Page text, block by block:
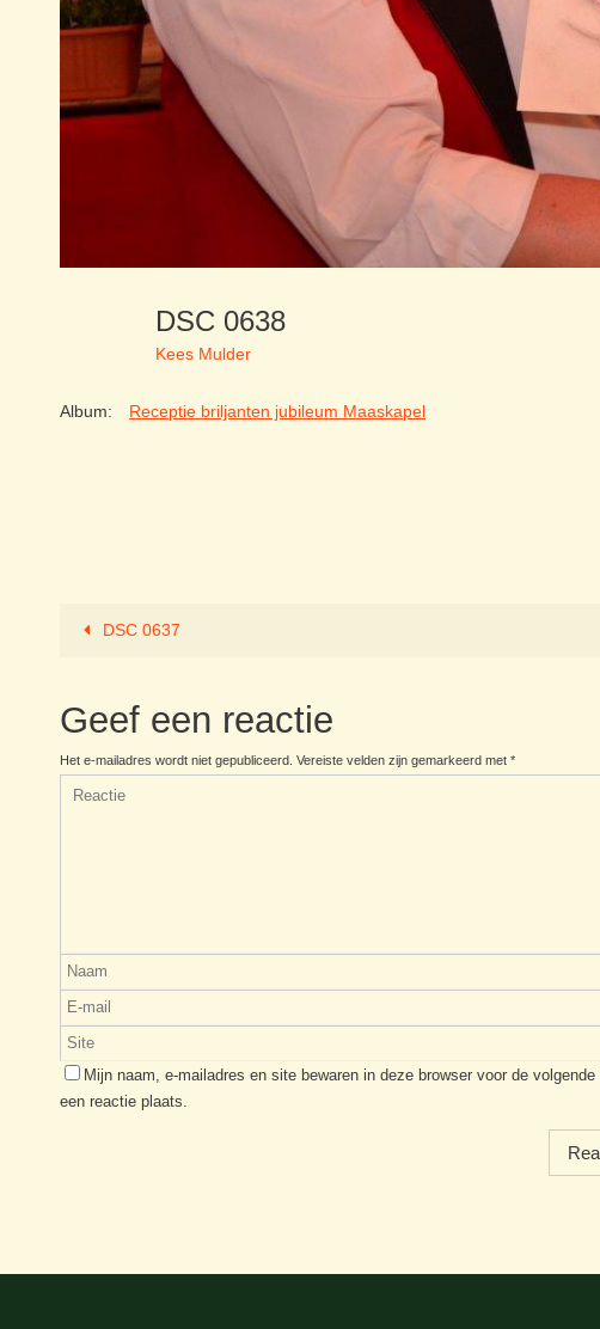
DSC 0638
Kees Mulder
Album: Receptie briljanten jubileum Maaskapel
DSC 0637
Geef een reactie
Het e-mailadres wordt niet gepubliceerd. Vereiste velden zijn gemarkeerd met *
Mijn naam, e-mailadres en site bewaren in deze browser voor de
een reactie plaats.